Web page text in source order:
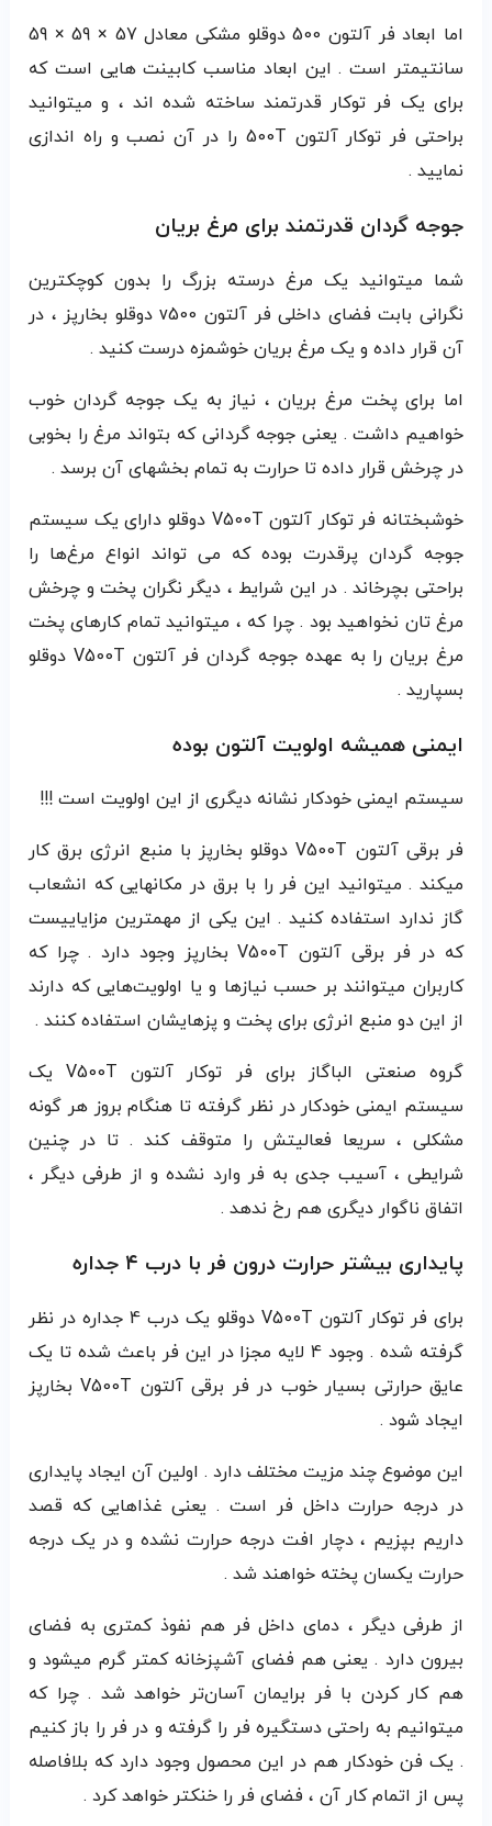
اما ابعاد فر آلتون 500 دوقلو مشکی معادل 57 × 59 × 59
سانتیمتر است . این ابعاد مناسب کابینت هایی است که
برای یک فر توکار قدرتمند ساخته شده اند ، و میتوانید
براحتی فر توکار آلتون 500T را در آن نصب و راه‌ اندازی
نمایید .
جوجه گردان قدرتمند برای مرغ بریان
شما میتوانید یک مرغ درسته بزرگ را بدون کوچکترین
نگرانی بابت فضای داخلی فر آلتون v500 دوقلو بخارپز ، در
آن قرار داده و یک مرغ بریان خوشمزه درست کنید .
اما برای پخت مرغ بریان ، نیاز به یک جوجه گردان خوب
خواهیم داشت . یعنی جوجه گردانی که بتواند مرغ را بخوبی
در چرخش قرار داده تا حرارت به تمام بخشهای آن برسد .
خوشبختانه فر توکار آلتون V500T دوقلو دارای یک سیستم
جوجه گردان پرقدرت بوده که می‌ تواند انواع مرغ‌ها را
براحتی بچرخاند . در این شرایط ، دیگر نگران پخت و چرخش
مرغ‌ تان نخواهید بود . چرا که ، میتوانید تمام کارهای پخت
مرغ بریان را به عهده جوجه گردان فر آلتون V500T دوقلو
بسپارید .
ایمنی همیشه اولویت آلتون بوده
سیستم ایمنی خودکار نشانه دیگری از این اولویت است !!!
فر برقی آلتون V500T دوقلو بخارپز با منبع انرژی برق کار
میکند . میتوانید این فر را با برق در مکانهایی که انشعاب
گاز ندارد استفاده کنید . این یکی از مهمترین مزایاییست
که در فر برقی آلتون V500T بخارپز وجود دارد . چرا که
کاربران میتوانند بر حسب نیازها و یا اولویت‌هایی که دارند
از این دو منبع انرژی برای پخت و پزهایشان استفاده کنند .
گروه صنعتی الباگاز برای فر توکار آلتون V500T یک
سیستم ایمنی خودکار در نظر گرفته تا هنگام بروز هر گونه
مشکلی ، سریعا فعالیتش را متوقف کند . تا در چنین
شرایطی ، آسیب جدی به فر وارد نشده و از طرفی دیگر ،
اتفاق ناگوار دیگری هم رخ ندهد .
پایداری بیشتر حرارت درون فر با درب ۴ جداره
برای فر توکار آلتون V500T دوقلو یک درب 4 جداره در نظر
گرفته شده . وجود 4 لایه مجزا در این فر باعث شده تا یک
عایق حرارتی بسیار خوب در فر برقی آلتون V500T بخارپز
ایجاد شود .
این موضوع چند مزیت مختلف دارد . اولین آن ایجاد پایداری
در درجه حرارت داخل فر است . یعنی غذاهایی که قصد
داریم بپزیم ، دچار افت درجه حرارت نشده و در یک درجه
حرارت یکسان پخته خواهند شد .
از طرفی دیگر ، دمای داخل فر هم نفوذ کمتری به فضای
بیرون دارد . یعنی هم فضای آشپزخانه کمتر گرم میشود و
هم کار کردن با فر برایمان آسان‌تر خواهد شد . چرا که
میتوانیم به راحتی دستگیره فر را گرفته و در فر را باز کنیم
. یک فن خودکار هم در این محصول وجود دارد که بلافاصله
پس از اتمام کار آن ، فضای فر را خنکتر خواهد کرد .